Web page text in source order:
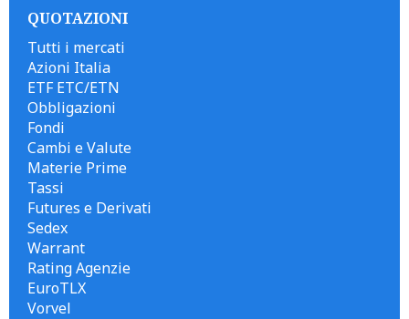
QUOTAZIONI
Tutti i mercati
Azioni Italia
ETF ETC/ETN
Obbligazioni
Fondi
Cambi e Valute
Materie Prime
Tassi
Futures e Derivati
Sedex
Warrant
Rating Agenzie
EuroTLX
Vorvel